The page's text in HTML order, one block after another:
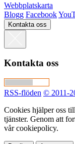
Webbplatskarta
Blogg Facebook
Kontakta oss
Kontakta oss
RSS-flöden © 2011-
Cookies hjälper oss
tjänster. Genom att
vår cookiepolicy.